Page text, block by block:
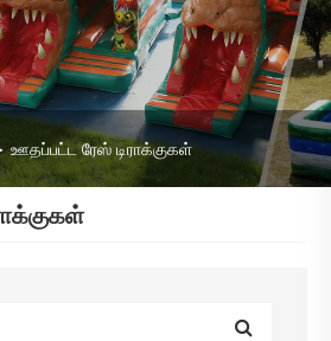
ஊதப்பட்ட ரேஸ் டிராக்குகள்